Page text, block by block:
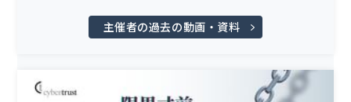
主催者の過去の動画・資料